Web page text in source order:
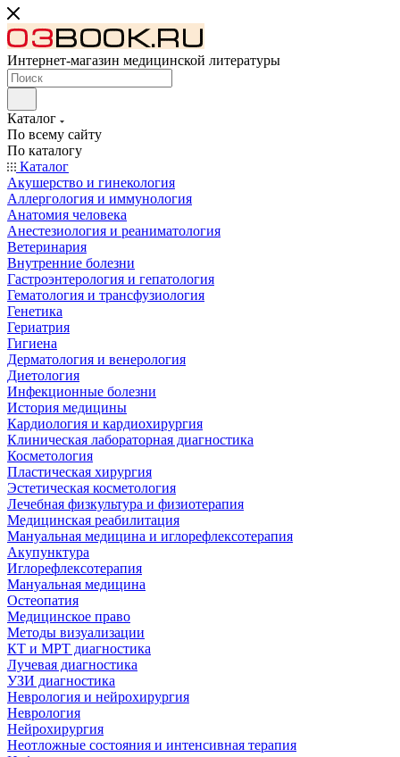
Интернет-магазин медицинской литературы
Каталог
По всему сайту
По каталогу
Каталог
Акушерство и гинекология
Аллергология и иммунология
Анатомия человека
Анестезиология и реаниматология
Ветеринария
Внутренние болезни
Гастроэнтерология и гепатология
Гематология и трансфузиология
Генетика
Гериатрия
Гигиена
Дерматология и венерология
Диетология
Инфекционные болезни
История медицины
Кардиология и кардиохирургия
Клиническая лабораторная диагностика
Косметология
Пластическая хирургия
Эстетическая косметология
Лечебная физкультура и физиотерапия
Медицинская реабилитация
Мануальная медицина и иглорефлексотерапия
Акупунктура
Иглорефлексотерапия
Мануальная медицина
Остеопатия
Медицинское право
Методы визуализации
КТ и МРТ диагностика
Лучевая диагностика
УЗИ диагностика
Неврология и нейрохирургия
Неврология
Нейрохирургия
Неотложные состояния и интенсивная терапия